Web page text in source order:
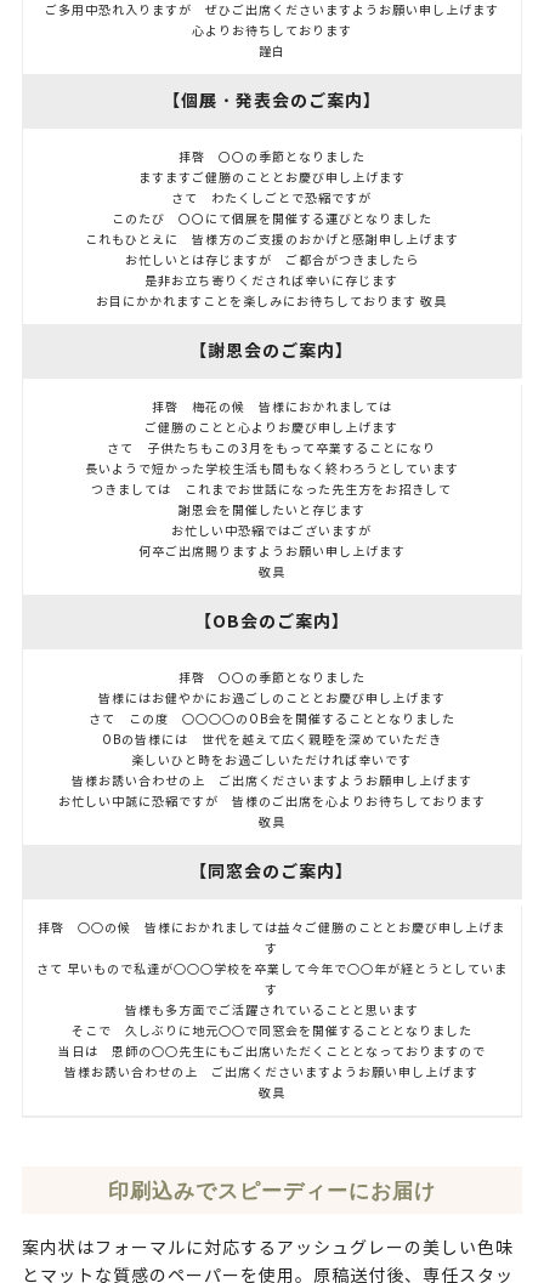
ご多用中恐れ入りますが ぜひご出席くださいますようお願い申し上げます
心よりお待ちしております
謹白
【個展・発表会のご案内】
拝啓 〇〇の季節となりました
ますますご健勝のこととお慶び申し上げます
さて わたくしごとで恐縮ですが
このたび 〇〇にて個展を開催する運びとなりました
これもひとえに 皆様方のご支援のおかげと感謝申し上げます
お忙しいとは存じますが ご都合がつきましたら
是非お立ち寄りくだされば幸いに存じます
お目にかかれますことを楽しみにお待ちしております 敬具
【謝恩会のご案内】
拝啓 梅花の候 皆様におかれましては
ご健勝のことと心よりお慶び申し上げます
さて 子供たちもこの3月をもって卒業することになり
長いようで短かった学校生活も間もなく終わろうとしています
つきましては これまでお世話になった先生方をお招きして
謝恩会を開催したいと存じます
お忙しい中恐縮ではございますが
何卒ご出席賜りますようお願い申し上げます
敬具
【OB会のご案内】
拝啓 〇〇の季節となりました
皆様にはお健やかにお過ごしのこととお慶び申し上げます
さて この度 ○○○○のOB会を開催することとなりました
OBの皆様には 世代を越えて広く親睦を深めていただき
楽しいひと時をお過ごしいただければ幸いです
皆様お誘い合わせの上 ご出席くださいますようお願申し上げます
お忙しい中誠に恐縮ですが 皆様のご出席を心よりお待ちしております
敬具
【同窓会のご案内】
拝啓 ○○の候 皆様におかれましては益々ご健勝のこととお慶び申し上げま
す
さて 早いもので私達が○○○学校を卒業して今年で○○年が経とうとしていま
す
皆様も多方面でご活躍されていることと思います
そこで 久しぶりに地元○○で同窓会を開催することとなりました
当日は 恩師の○○先生にもご出席いただくこととなっておりますので
皆様お誘い合わせの上 ご出席くださいますようお願い申し上げます
敬具
印刷込みでスピーディーにお届け
案内状はフォーマルに対応するアッシュグレーの美しい色味
とマットな質感のペーパーを使用。原稿送付後、専任スタッ